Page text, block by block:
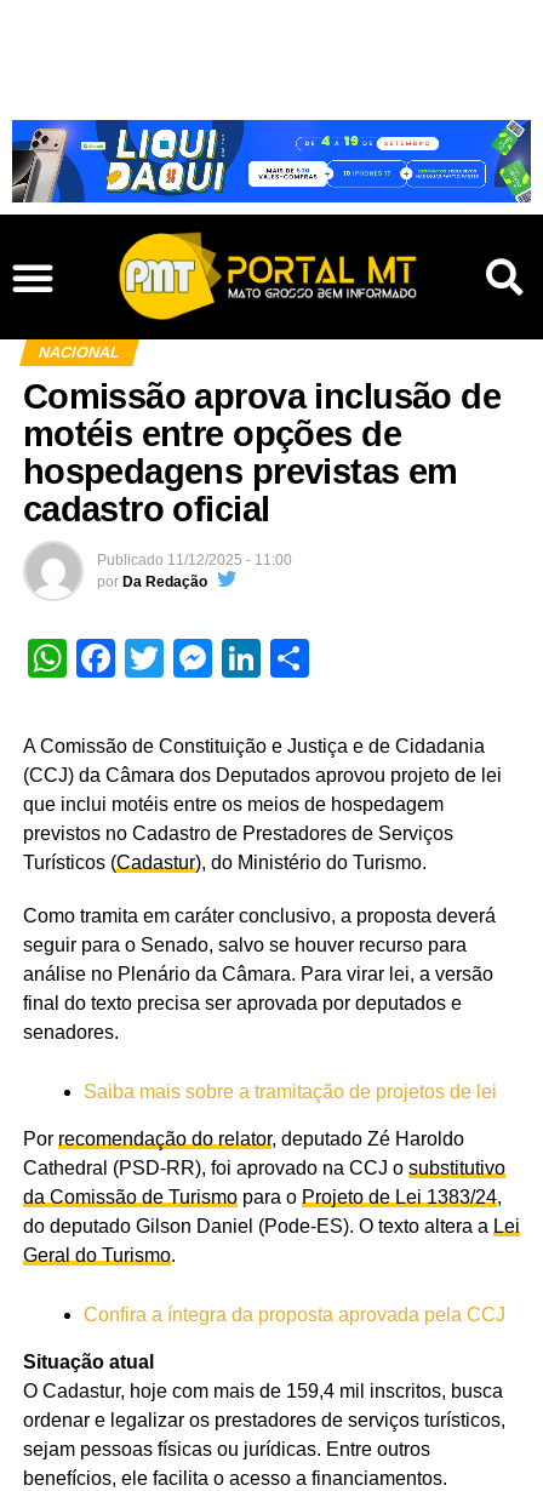
NACIONAL
Comissão aprova inclusão de
motéis entre opções de
hospedagens previstas em
cadastro oficial
Publicado 11/12/2025 - 11:00
por Da Redação
WhatsApp
Facebook
TwitterMessenger
LinkedIn
A Comissão de Constituição e Justiça e de Cidadania
(CCJ) da Câmara dos Deputados aprovou projeto de lei
que inclui motéis entre os meios de hospedagem
previstos no Cadastro de Prestadores de Serviços
Turísticos (Cadastur), do Ministério do Turismo.
Como tramita em caráter conclusivo, a proposta deverá
seguir para o Senado, salvo se houver recurso para
análise no Plenário da Câmara. Para virar lei, a versão
final do texto precisa ser aprovada por deputados e
senadores.
Saiba mais sobre a tramitação de projetos de lei
Por recomendação do relator, deputado Zé Haroldo
Cathedral (PSD-RR), foi aprovado na CCJ o substitutivo
da Comissão de Turismopara o Projeto de Lei 1383/24,
do deputado Gilson Daniel (Pode-ES). O texto altera a Lei
Geral do Turismo.
Confira a íntegra da proposta aprovada pela CCJ
Situação atual
O Cadastur, hoje com mais de 159,4 mil inscritos, busca
ordenar e legalizar os prestadores de serviços turísticos,
sejam pessoas físicas ou jurídicas. Entre outros
benefícios, ele facilita o acesso a financiamentos.